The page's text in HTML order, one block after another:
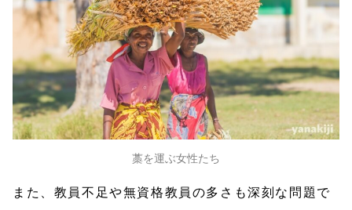
藁を運ぶ女性たち
また、教員不足や無資格教員の多さも深刻な問題で